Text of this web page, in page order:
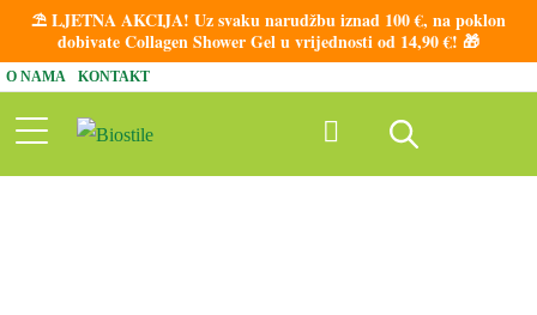
⛱️ LJETNA AKCIJA! Uz svaku narudžbu iznad 100 €, na poklon
dobivate Collagen Shower Gel u vrijednosti od 14,90 €! 🎁
O NAMA KONTAKT